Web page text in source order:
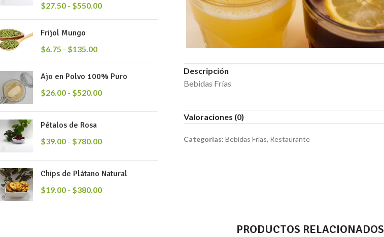
$27.50 - $550.00
Frijol Mungo
$6.75 - $135.00
Ajo en Polvo 100% Puro
$26.00 - $520.00
Pétalos de Rosa
$39.00 - $780.00
Chips de Plátano Natural
$19.00 - $380.00
Descripción
Bebidas Frías
Valoraciones (0)
Categorias:Bebidas Frías, Restaurante
PRODUCTOS RELACIONADOS